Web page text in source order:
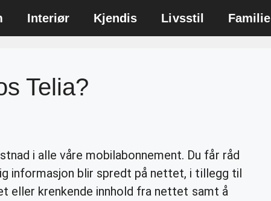
Interiør Kjendis Livsstil Familie
Telia?
i alle våre mobilabonnement. Du får råd
informasjon blir spredt på nettet, i tillegg til
eller krenkende innhold fra nettet samt å